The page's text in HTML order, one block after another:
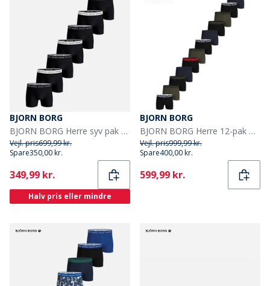
BJORN BORG
BJORN BORG Herre syv pak bomuld stretch bokser multipack 2
Vejl. pris699,99 kr.
Spare350,00 kr.
Current
349,99 kr.
Halv pris eller mindre
BJORN BORG
BJORN BORG Herre 12-pak Bomuld Stretch Boxers Multipak 1
Vejl. pris999,99 kr.
Spare400,00 kr.
Current
599,99 kr.